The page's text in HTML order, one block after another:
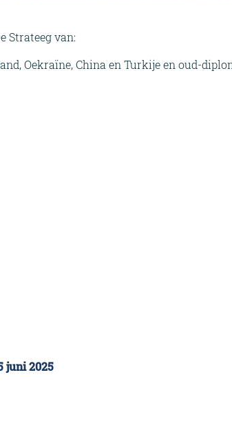
Strateeg van:
Oekraïne, China en Turkije en oud-
juni 2025